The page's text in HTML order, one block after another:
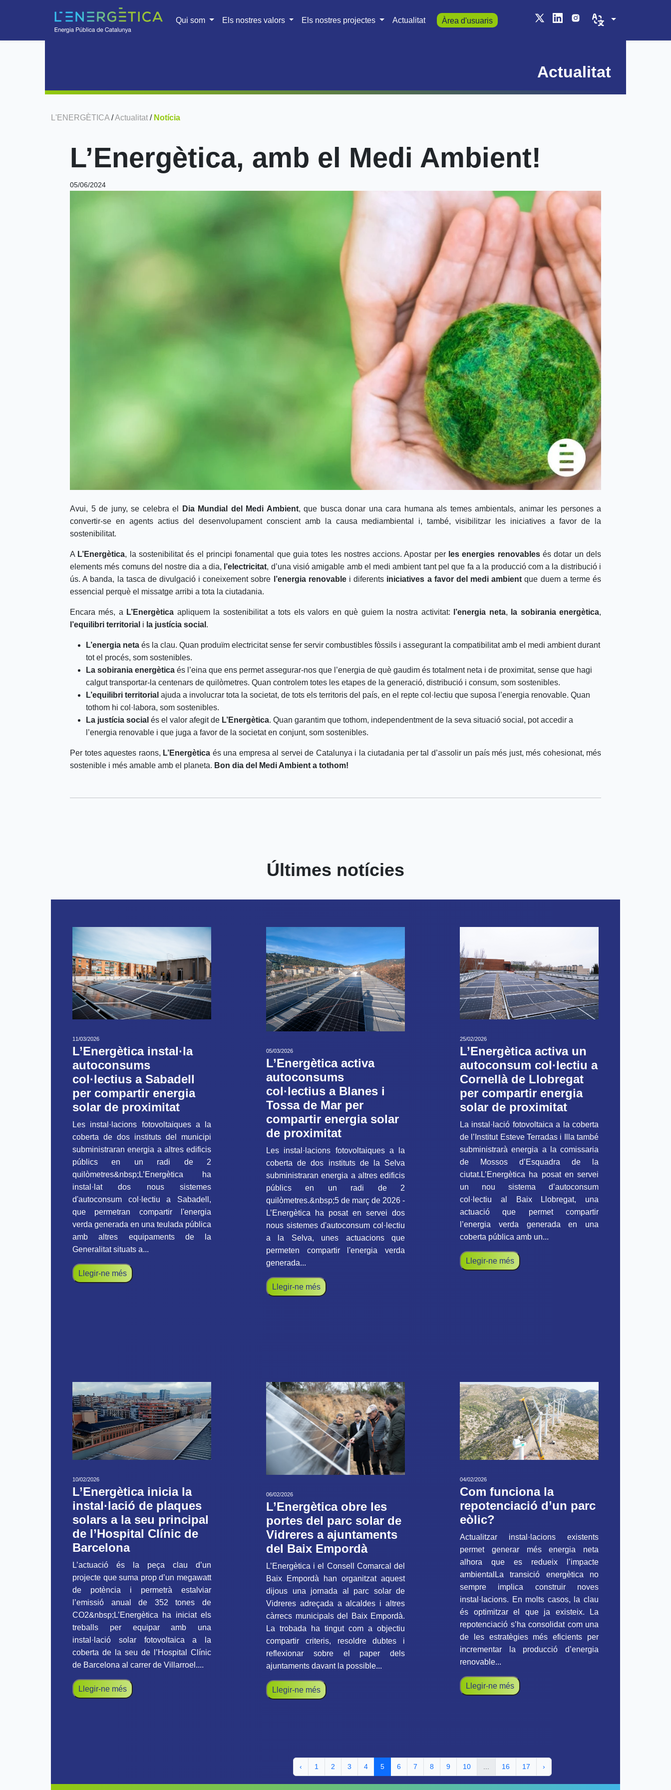
Qui som Els nostres valors Els nostres projectes Actualitat Àrea d'usuaris
Actualitat
L'ENERGÈTICA /Actualitat / Notícia
L’Energètica, amb el Medi Ambient!
05/06/2024
Avui, 5 de juny, se celebra el Dia Mundial del Medi Ambient, que busca donar una cara humana als temes ambientals, animar les persones a
convertir-se en agents actius del desenvolupament conscient amb la causa mediambiental i, també, visibilitzar les iniciatives a favor de la
sostenibilitat.
A L’Energètica, la sostenibilitat és el principi fonamental que guia totes les nostres accions. Apostar per les energies renovablesés dotar un dels
elements més comuns del nostre dia a dia, l’electricitat, d’una visió amigable amb el medi ambient tant pel que fa a la producció com a la distribució i
ús. A banda, la tasca de divulgació i coneixement sobre
l’energia renovablei diferents iniciatives a favor del medi ambient que duem a terme és
essencial perquè el missatge arribi a tota la ciutadania.
Encara més, a L’Energètica apliquem la sostenibilitat a tots els valors en què guiem la nostra activitat: l’energia neta, la sobirania energètica,
l’equilibri territorial i la justícia social .
L’energia neta és la clau. Quan produïm electricitat sense fer servir combustibles fòssils i assegurant la compatibilitat amb el medi ambient durant
tot el procés, som sostenibles.
La sobirania energètica és l’eina que ens permet assegurar-nos que l’energia de què gaudim és totalment neta i de proximitat, sense que hagi
calgut transportar-la centenars de quilòmetres. Quan controlem totes les etapes de la generació, distribució i consum, som sostenibles.
L’equilibri territorial ajuda a involucrar tota la societat, de tots els territoris del país, en el repte col·lectiu que suposa l’energia renovable. Quan
tothom hi col·labora, som sostenibles.
La justícia social és el valor afegit de L’Energètica. Quan garantim que tothom, independentment de la seva situació social, pot accedir a
l’energia renovable i que juga a favor de la societat en conjunt, som sostenibles.
Per totes aquestes raons, L’Energètica és una empresa al servei de Catalunya i la ciutadania per tal d’assolir un país més just, més cohesionat, més
sostenible i més amable amb el planeta. Bon dia del Medi Ambient a tothom!
Últimes notícies
11/03/2026
L’Energètica instal·la
autoconsums
col·lectius a Sabadell
per compartir energia
solar de proximitat
Les instal·lacions fotovoltaiques a la
coberta de dos instituts del municipi
subministraran energia a altres edificis
públics en un radi de 2
quilòmetres&nbsp;L’Energètica ha
instal·lat dos nous sistemes
d'autoconsum col·lectiu a Sabadell,
que permetran compartir l'energia
verda generada en una teulada pública
amb altres equipaments de la
Generalitat situats a...
Llegir-ne més
05/03/2026
L’Energètica activa
autoconsums
col·lectius a Blanes i
Tossa de Mar per
compartir energia solar
de proximitat
Les instal·lacions fotovoltaiques a la
coberta de dos instituts de la Selva
subministraran energia a altres edificis
públics en un radi de 2
quilòmetres.&nbsp;5 de març de 2026 -
L’Energètica ha posat en servei dos
nous sistemes d'autoconsum col·lectiu
a la Selva, unes actuacions que
permeten compartir l'energia verda
generada...
Llegir-ne més
25/02/2026
L’Energètica activa un
autoconsum col·lectiu a
Cornellà de Llobregat
per compartir energia
solar de proximitat
La instal·lació fotovoltaica a la coberta
de l’Institut Esteve Terradas i Illa també
subministrarà energia a la comissaria
de Mossos d’Esquadra de la
ciutat.L’Energètica ha posat en servei
un nou sistema d’autoconsum
col·lectiu al Baix Llobregat, una
actuació que permet compartir
l’energia verda generada en una
coberta pública amb un...
Llegir-ne més
10/02/2026
L’Energètica inicia la
instal·lació de plaques
solars a la seu principal
de l’Hospital Clínic de
Barcelona
L’actuació és la peça clau d’un
projecte que suma prop d’un megawatt
de potència i permetrà estalviar
l’emissió anual de 352 tones de
CO2&nbsp;L’Energètica ha iniciat els
treballs per equipar amb una
instal·lació solar fotovoltaica a la
coberta de la seu de l’Hospital Clínic
de Barcelona al carrer de Villarroel....
Llegir-ne més
06/02/2026
L’Energètica obre les
portes del parc solar de
Vidreres a ajuntaments
del Baix Empordà
L’Energètica i el Consell Comarcal del
Baix Empordà han organitzat aquest
dijous una jornada al parc solar de
Vidreres adreçada a alcaldes i altres
càrrecs municipals del Baix Empordà.
La trobada ha tingut com a objectiu
compartir criteris, resoldre dubtes i
reflexionar sobre el paper dels
ajuntaments davant la possible...
Llegir-ne més
04/02/2026
Com funciona la
repotenciació d’un parc
eòlic?
Actualitzar instal·lacions existents
permet generar més energia neta
alhora que es redueix l’impacte
ambientalLa transició energètica no
sempre implica construir noves
instal·lacions. En molts casos, la clau
és optimitzar el que ja existeix. La
repotenciació s’ha consolidat com una
de les estratègies més eficients per
incrementar la producció d’energia
renovable...
Llegir-ne més
‹ 1 2 3 4 5 6 7 8 9 10 16 17 ›